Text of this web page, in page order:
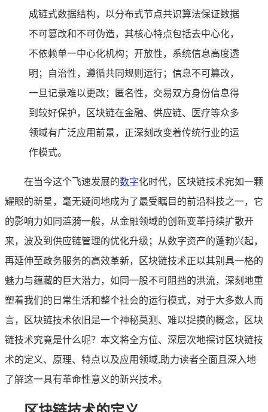
成链式数据结构，以分布式节点共识算法保证数据
不可篡改和不可伪造，其核心特点包括去中心化，
不依赖单一中心化机构；开放性，系统信息高度透
明；自治性，遵循共同规则运行；信息不可篡改，
一旦记录难以更改；匿名性，交易双方身份信息得
到较好保护，区块链在金融、供应链、医疗等众多
领域有广泛应用前景，正深刻改变着传统行业的运
作模式。
在当今这个飞速发展的数字化时代，区块链技术宛如一颗
耀眼的新星，毫无疑问地成为了最受瞩目的前沿科技之一，它
的影响力如同涟漪一般，从金融领域的创新变革持续扩散开
来，波及到供应链管理的优化升级；从数字资产的蓬勃兴起，
再延伸至政务服务的高效革新，区块链技术正以其别具一格的
魅力与蕴藏的巨大潜力，如同一股不可阻挡的洪流，深刻地重
塑着我们的日常生活和整个社会的运行模式，对于大多数人而
言，区块链技术依旧是一个神秘莫测、难以捉摸的概念，区块
链技术究竟是什么呢？本文将全方位、深层次地探讨区块链技
术的定义、原理、特点以及应用领域,助力读者全面且深入地
了解这一具有革命性意义的新兴技术。